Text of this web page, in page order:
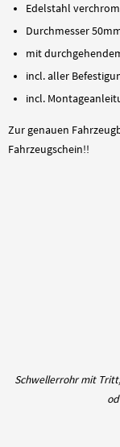
Edelstahl
Durchmesser
mit
incl. aller
incl.
Zur genauen
Fahrzeugschein!!
Schwellerrohr mit